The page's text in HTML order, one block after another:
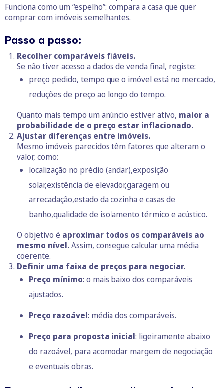
Funciona como um “espelho”: compara a casa que quer
comprar com imóveis semelhantes.
Passo a passo:
Recolher comparáveis fiáveis.
Se não tiver acesso a dados de venda final, registe:
preço pedido, tempo que o imóvel está no mercado,
reduções de preço ao longo do tempo.
Quanto mais tempo um anúncio estiver ativo, maior a
probabilidade de o preço estar inflacionado.
Ajustar diferenças entre imóveis.
Mesmo imóveis parecidos têm fatores que alteram o
valor, como:
localização no prédio (andar),exposição
solar,existência de elevador,garagem ou
arrecadação,estado da cozinha e casas de
banho,qualidade de isolamento térmico e acústico.
O objetivo é aproximar todos os comparáveis ao
mesmo nível.Assim, consegue calcular uma média
coerente.
Definir uma faixa de preços para negociar.
Preço mínimo: o mais baixo dos comparáveis
ajustados.
Preço razoável: média dos comparáveis.
Preço para proposta inicial: ligeiramente abaixo
do razoável, para acomodar margem de negociação
e eventuais obras.